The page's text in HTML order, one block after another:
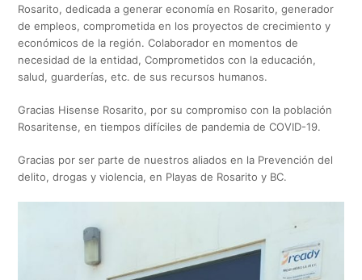
Rosarito, dedicada a generar economía en Rosarito, generador
de empleos, comprometida en los proyectos de crecimiento y
económicos de la región. Colaborador en momentos de
necesidad de la entidad, Comprometidos con la educación,
salud, guarderías, etc. de sus recursos humanos.
Gracias Hisense Rosarito, por su compromiso con la población
Rosaritense, en tiempos difíciles de pandemia de COVID-19.
Gracias por ser parte de nuestros aliados en la Prevención del
delito, drogas y violencia, en Playas de Rosarito y BC.